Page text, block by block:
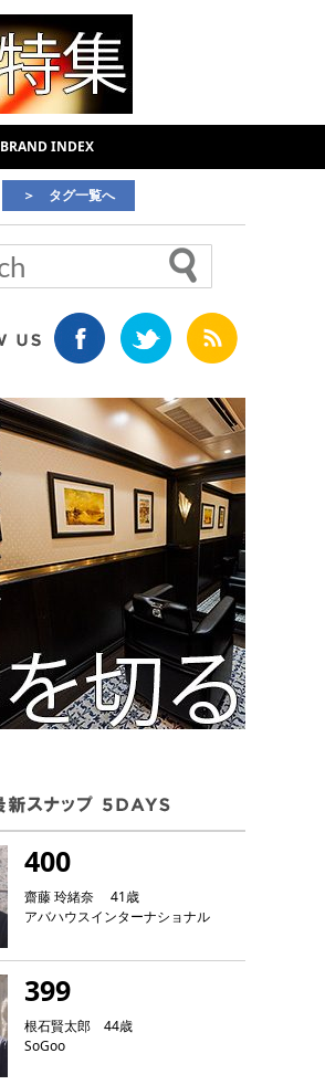
BRAND INDEX
＞ タグ一覧へ
400
齋藤 玲緒奈 41歳
アバハウスインターナショナル
399
根石賢太郎 44歳
SoGoo